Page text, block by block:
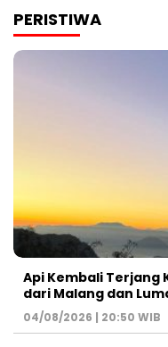
PERISTIWA
Api Kembali Terjang
dari Malang dan
04/08/2026 | 20:50 WIB